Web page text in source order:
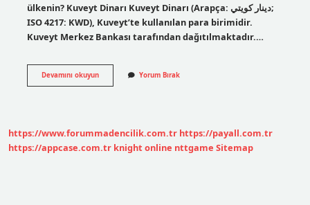
ülkenin? Kuveyt Dinarı Kuveyt Dinarı (Arapça: دينار كويتي;
ISO 4217: KWD), Kuveyt’te kullanılan para birimidir.
Kuveyt Merkez Bankası tarafından dağıtılmaktadır.…
Devamını okuyunTürk
Lirası
Yorum Bırak
https://www.forummadencilik.com.tr https://payall.com.tr
https://appcase.com.tr knight online nttgame Sitemap